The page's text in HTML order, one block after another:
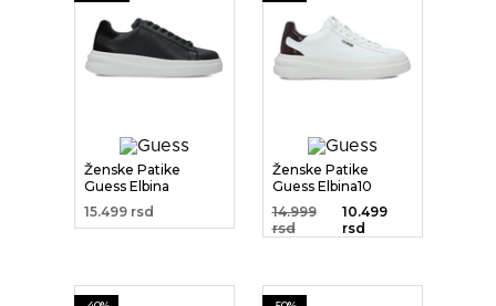
Ženske Patike
Guess Elbina
15.499 rsd
Ženske Patike
Guess Elbina10
14.999
rsd
10.499
rsd